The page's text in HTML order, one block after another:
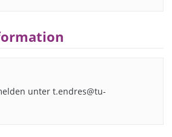
unter t.endres@tu-